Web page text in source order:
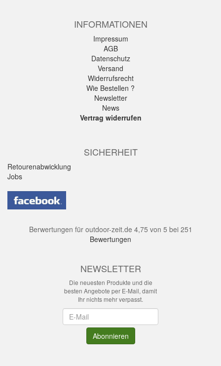
INFORMATIONEN
Impressum
AGB
Datenschutz
Versand
Widerrufsrecht
Wie Bestellen ?
Newsletter
News
Vertrag widerrufen
SICHERHEIT
Retourenabwicklung
Jobs
Berwertungen für outdoor-zeit.de 4,75 von 5 bei 251
Bewertungen
NEWSLETTER
Die neuesten Produkte und die
besten Angebote per E-Mail, damit
Ihr nichts mehr verpasst.
Abonnieren